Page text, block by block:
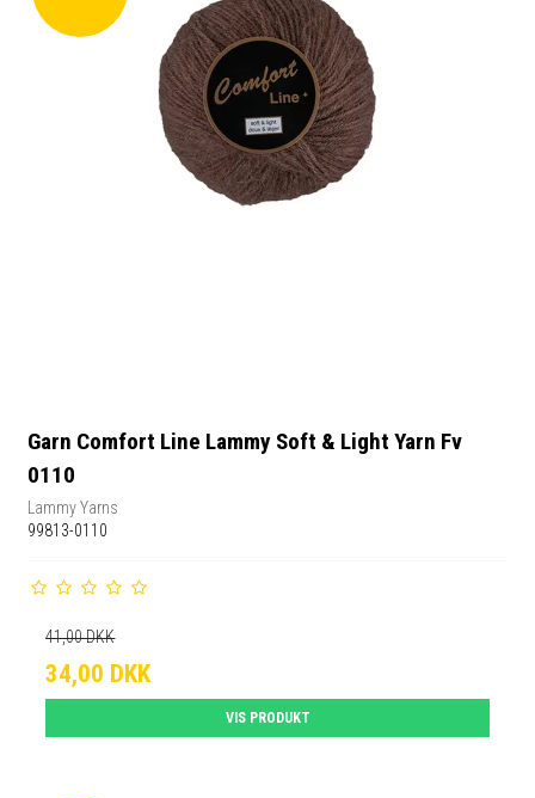
Garn Comfort Line Lammy Soft & Light Yarn Fv
0110
Lammy Yarns
99813-0110
41,00 DKK
34,00 DKK
VIS PRODUKT